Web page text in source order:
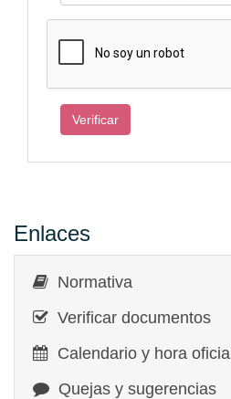
Enlaces
Normativa
Verificar documentos
Calendario y hora oficial
Quejas y sugerencias